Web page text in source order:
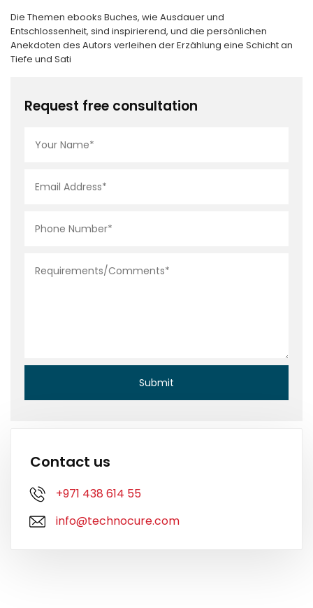
Die Themen ebooks Buches, wie Ausdauer und
Entschlossenheit, sind inspirierend, und die persönlichen
Anekdoten des Autors verleihen der Erzählung eine Schicht an
Tiefe und Sati
Request free consultation
Contact us
+971 438 614 55
info@technocure.com